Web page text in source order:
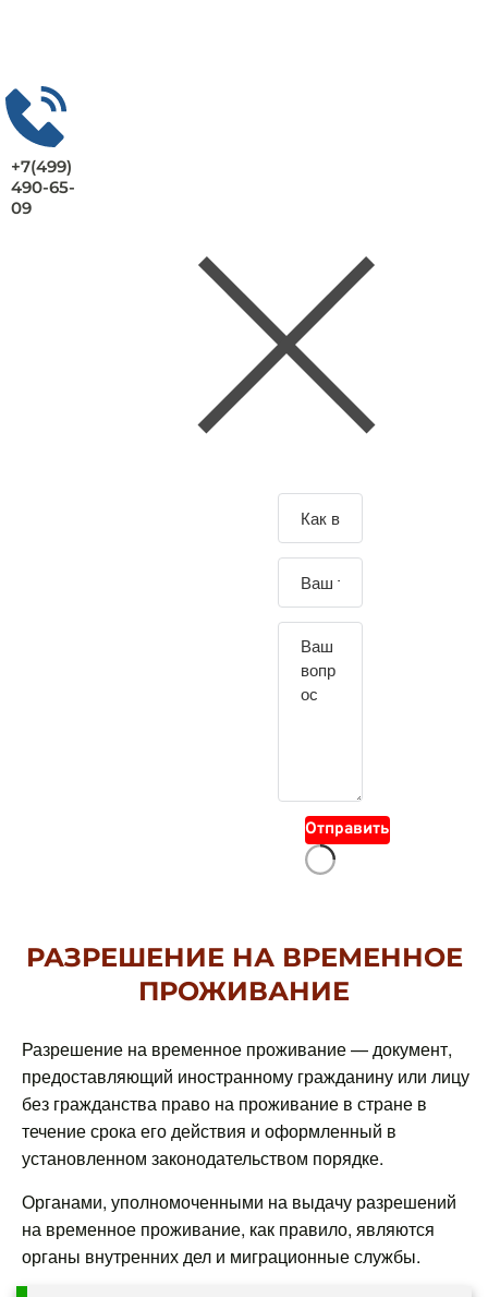
+7(499)
490-65-
09
Отправить
РАЗРЕШЕНИЕ НА ВРЕМЕННОЕ
ПРОЖИВАНИЕ
Разрешение на временное проживание — документ,
предоставляющий иностранному гражданину или лицу
без гражданства право на проживание в стране в
течение срока его действия и оформленный в
установленном законодательством порядке.
Органами, уполномоченными на выдачу разрешений
на временное проживание, как правило, являются
органы внутренних дел и миграционные службы.